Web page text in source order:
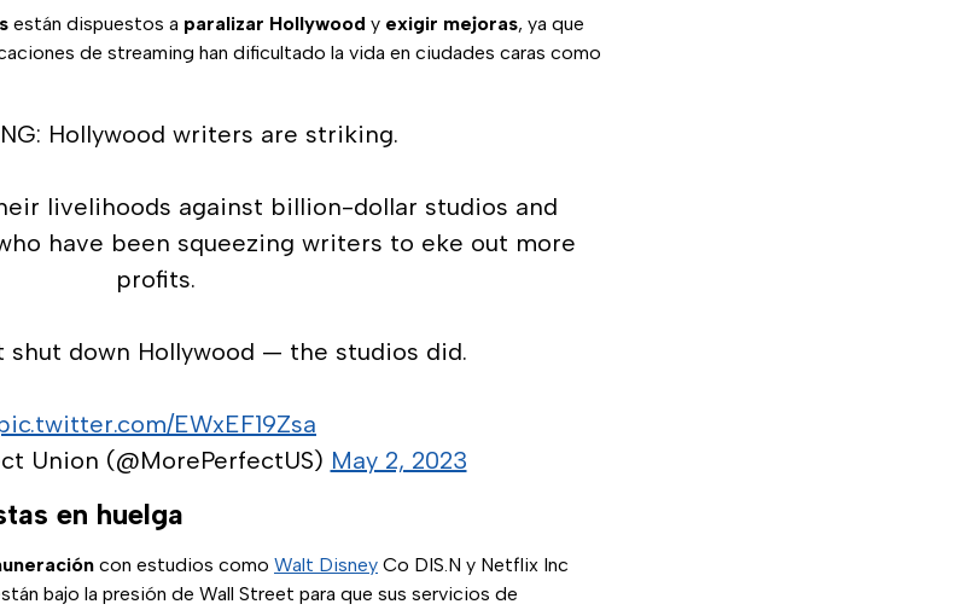
están dispuestos a paralizar Hollywood y exigir mejoras, ya que
de streaming han dificultado la vida en ciudades caras como
Hollywood writers are striking.
livelihoods against billion-dollar studios and
have been squeezing writers to eke out more
profits.
shut down Hollywood — the studios did.
EWxEF19Zsa
Union (@MorePerfectUS) May 2, 2023
en huelga
con estudios como Walt Disney Co DIS.N y Netflix Inc
bajo la presión de Wall Street para que sus servicios de